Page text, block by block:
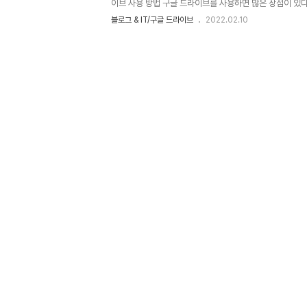
이브 사용 방법 구글 드라이브를 사용하면 많은 장점이 있
없이 살 수 없다. 살 수 없다는 건 밥을 먹을 수 없다는 것이
드라이브를 들고 다녀야 하고, USB를 호주머니에 넣고 1
체 조각을 분실하지 않으려 신경을 써야 한다. 직업 없는
블로그 & IT/구글 드라이브 2022.02.10